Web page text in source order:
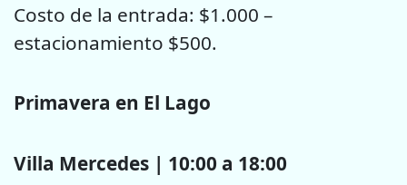
Costo de la entrada: $1.000 –
estacionamiento $500.
Primavera en El Lago
Villa Mercedes | 10:00 a 18:00